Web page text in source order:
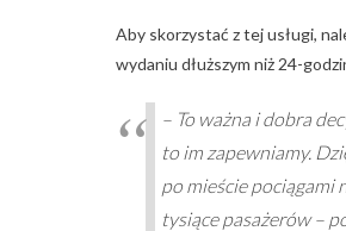
Aby skorzystać z tej usługi,
wydaniu dłuższym niż 24-
– To ważna i dobra
to im zapewniamy.
po mieście pociągami
tysiące pasażerów–